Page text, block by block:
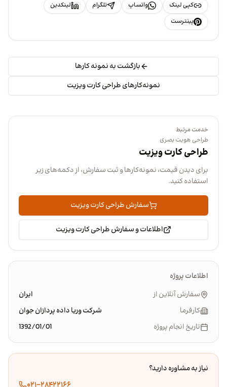
کپی لینک واتساپ تلگرام
لینکدین
پینترست
بازگشت به نمونه کارها
نمونه‌کارهای طراحی کارت ویزیت
خدمت مرتبط
طراحی هویت بصری
طراحی کارت ویزیت
برای دیدن قیمت، نمونه‌کارها و ثبت سفارش، از دکمه‌های زیر
استفاده کنید.
سفارش طراحی کارت ویزیت
اطلاعات و سفارش طراحی کارت ویزیت
اطلاعات پروژه
سفارش آنلاین از
ایران
کارفرما
شرکت وریا داده پردازان جوان
تاریخ انجام پروژه
1392/01/01
نیاز به مشاوره دارید؟